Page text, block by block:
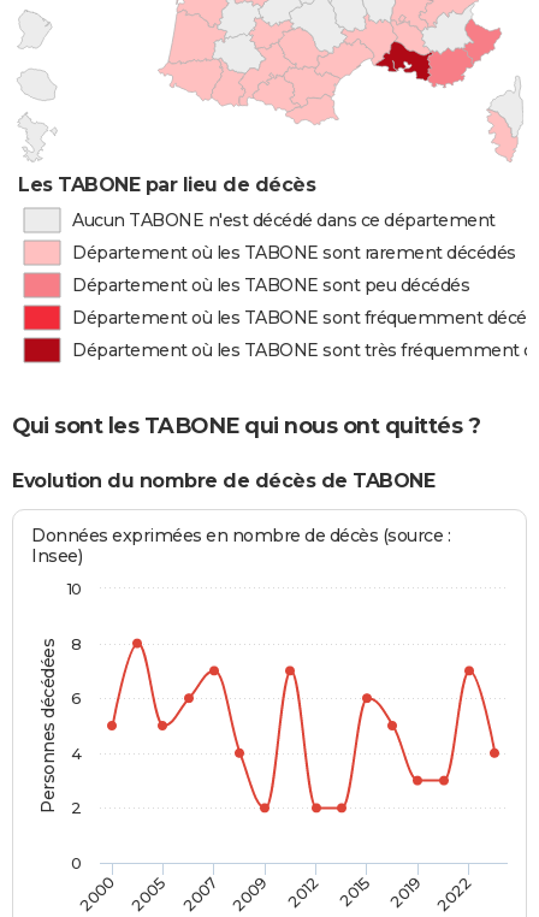
Les TABONE par lieu de décès
Aucun TABONE n'est décédé dans ce département
Département où les TABONE sont rarement décédés
Département où les TABONE sont peu décédés
Département où les TABONE sont fréquemment
Département où les TABONE sont très fréquemment
Qui sont les TABONE qui nous ont quittés ?
Evolution du nombre de décès de TABONE
Personnes décédées
Données exprimées en nombre de décès (source :
Insee)
2000 2005 2007 2009 2012 2015 2019 2022
0
2
4
6
8
10